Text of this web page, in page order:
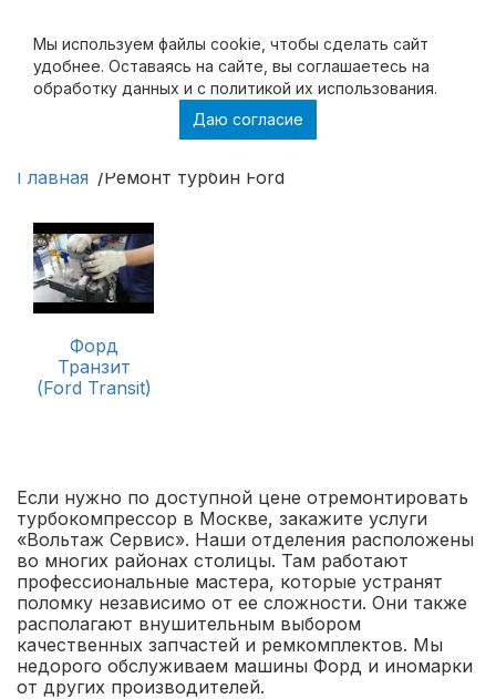
Мы используем файлы cookie, чтобы cделать сайт
удобнее. Оставаясь на сайте, вы соглашаетесь на
обработку данных и с политикой их использования.
Даю согласие
Ремонт турбин Ford
Главная Ремонт турбин Ford
Форд
Транзит
(Ford Transit)
Если нужно по доступной цене отремонтировать
турбокомпрессор в Москве, закажите услуги
«Вольтаж Сервис». Наши отделения расположены
во многих районах столицы. Там работают
профессиональные мастера, которые устранят
поломку независимо от ее сложности. Они также
располагают внушительным выбором
качественных запчастей и ремкомплектов. Мы
недорого обслуживаем машины Форд и иномарки
от других производителей.